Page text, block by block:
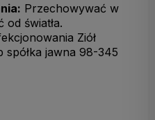
Przechowywać w
światła.
Ziół
spółka jawna 98-345